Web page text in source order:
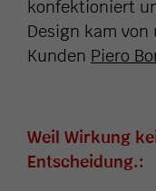
konfektioniert
Design kam
Kunden Piero
Weil Wirkung
Entscheidung.: